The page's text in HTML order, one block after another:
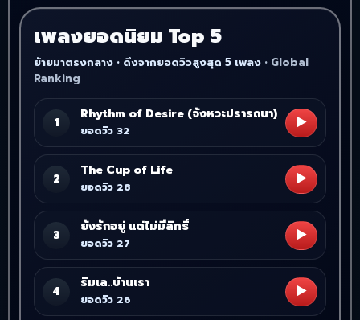
เพลงยอดนิยม Top 5
ย้ายมาตรงกลาง • ดึงจากยอดวิวสูงสุด 5 เพลง
1 Rhythm of Desire (จังหวะปรารถนา)
ยอดวิว 32 ▶
2 The Cup of Life
ยอดวิว 28 ▶
3 ยังรักอยู่ แต่ไม่มีสิทธิ์
ยอดวิว 27 ▶
4 ริมเล..บ้านเรา
ยอดวิว 26 ▶